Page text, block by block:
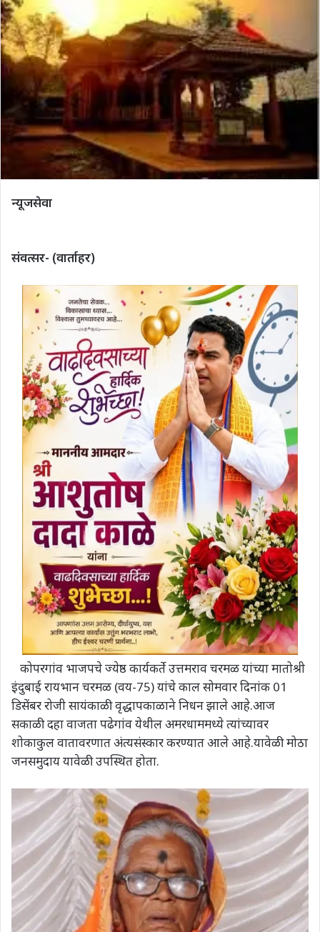
न्यूजसेवा
संवत्सर- (वार्ताहर)
कोपरगांव भाजपचे ज्येष्ठ कार्यकर्ते उत्तमराव चरमळ यांच्या मातोश्री
इंदुबाई रायभान चरमळ (वय-75) यांचे काल सोमवार दिनांक 01
डिसेंबर रोजी सायंकाळी वृद्धापकाळाने निधन झाले आहे.आज
सकाळी दहा वाजता पढेगांव येथील अमरधाममध्ये त्यांच्यावर
शोकाकुल वातावरणात अंत्यसंस्कार करण्यात आले आहे.यावेळी मोठा
जनसमुदाय यावेळी उपस्थित होता.